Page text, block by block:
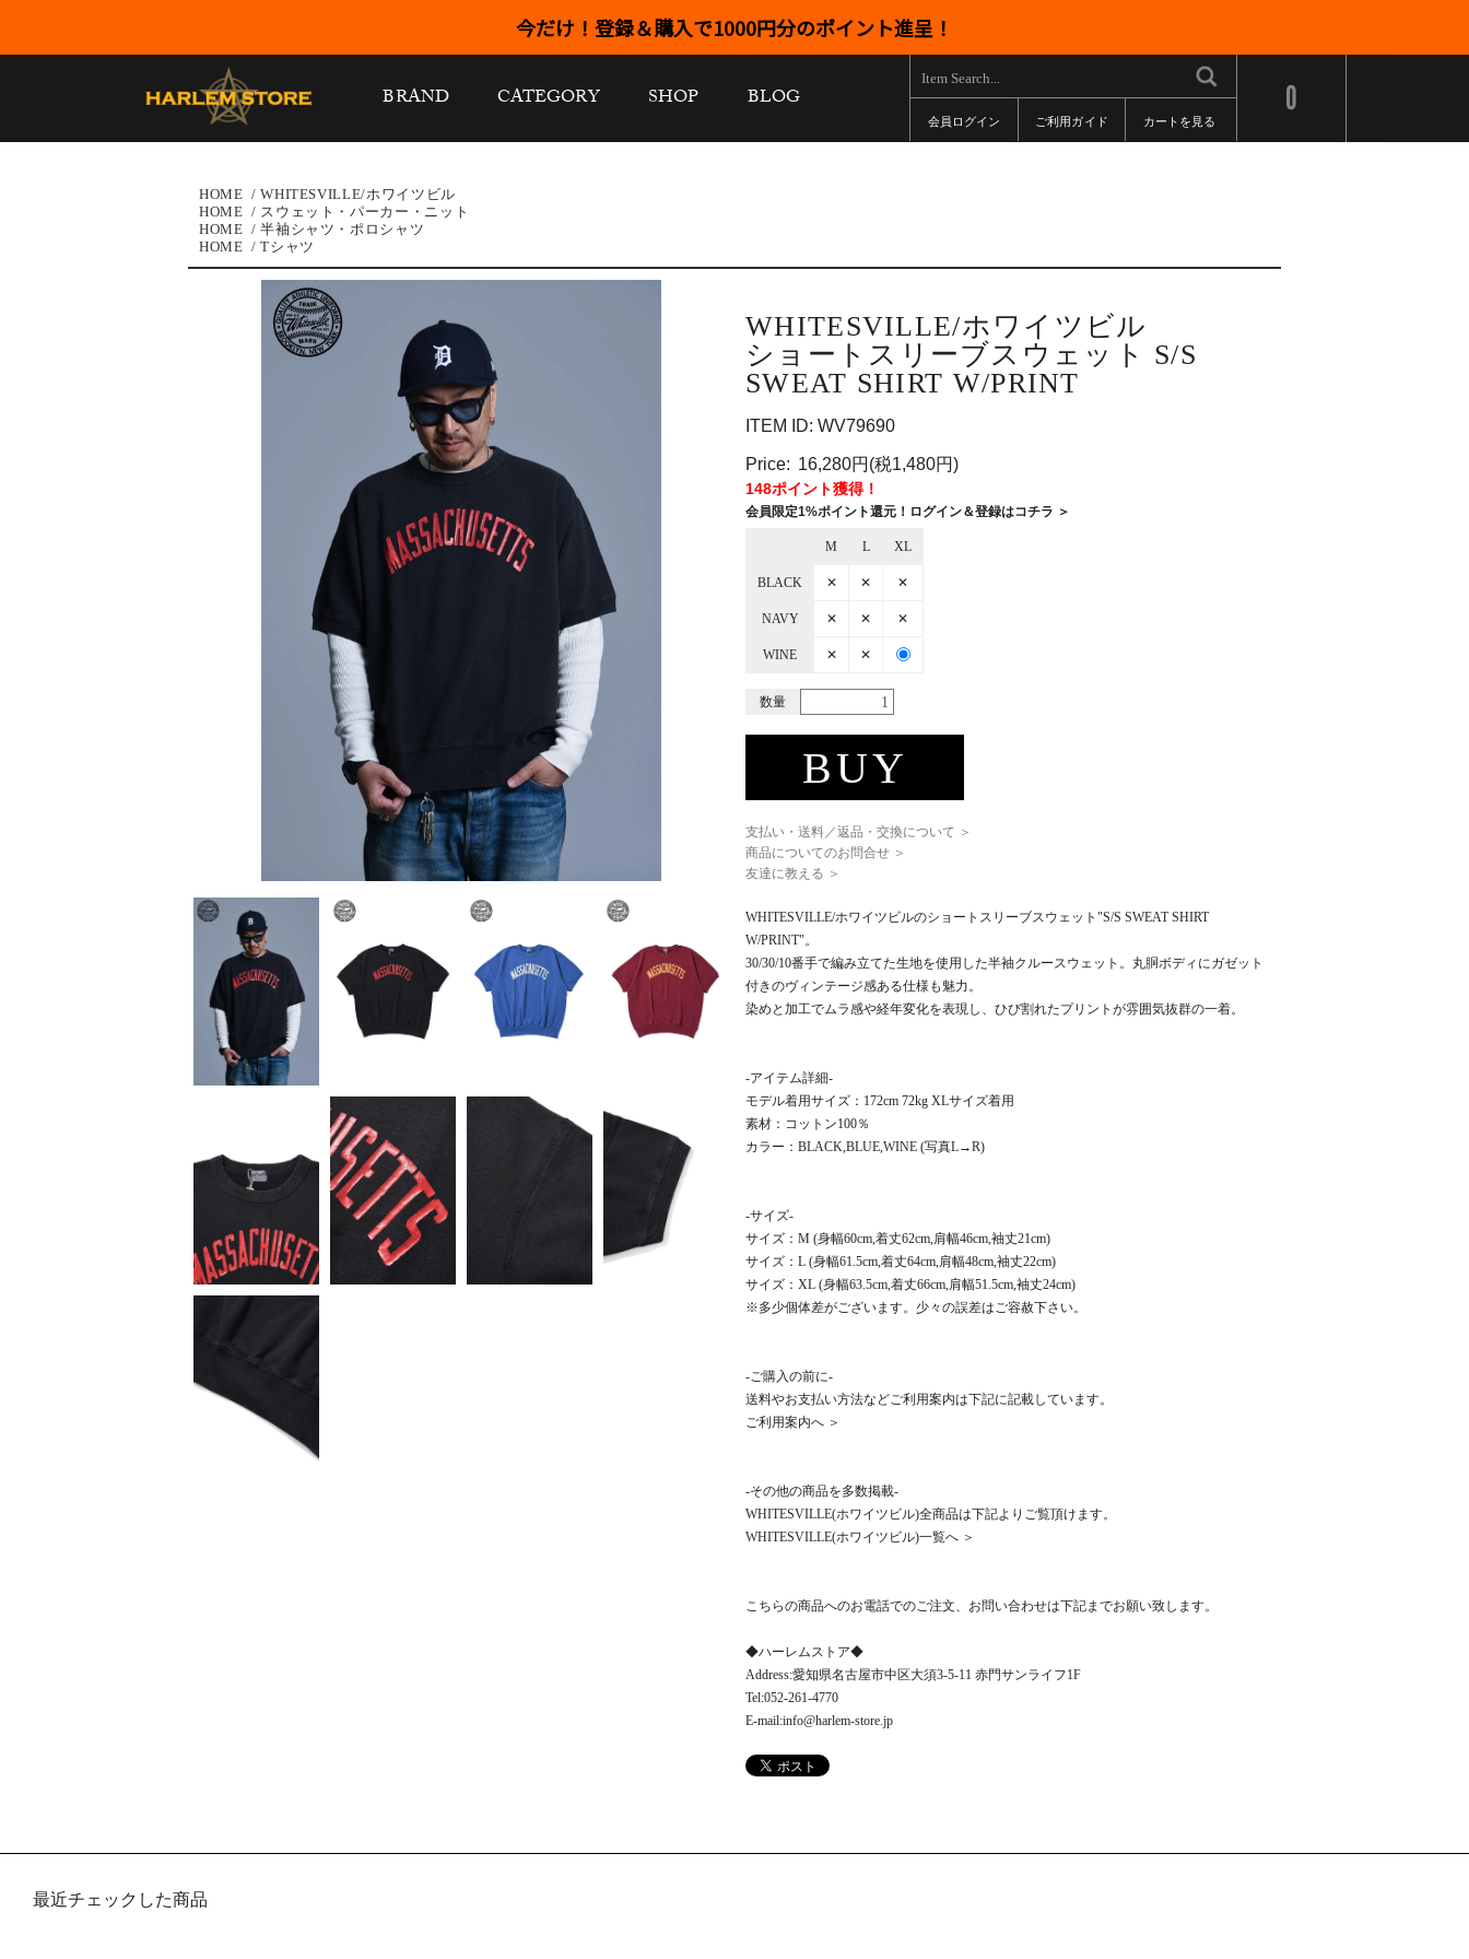
今だけ！登録＆購入で1000円分のポイント進呈！
BRAND CATEGORY SHOP BLOG 0
会員ログイン ご利用ガイド カートを見る
HOME /WHITESVILLE/ホワイツビル
HOME / スウェット・パーカー・ニット
HOME /半袖シャツ・ポロシャツ
HOME /Tシャツ
WHITESVILLE/ホワイツビル
ショートスリーブスウェット S/S
SWEAT SHIRT W/PRINT
ITEM ID: WV79690
Price: 16,280円(税1,480円)
148ポイント獲得！
会員限定1%ポイント還元！ログイン＆登録はコチラ ＞
M L XL
BLACK ✕ ✕ ✕
NAVY ✕ ✕ ✕
WINE ✕ ✕
数量
BUY
支払い・送料／返品・交換について ＞
商品についてのお問合せ ＞
友達に教える ＞
WHITESVILLE/ホワイツビルのショートスリーブスウェット"S/S SWEAT SHIRT
W/PRINT"。
30/30/10番手で編み立てた生地を使用した半袖クルースウェット。丸胴ボディにガゼット
付きのヴィンテージ感ある仕様も魅力。
染めと加工でムラ感や経年変化を表現し、ひび割れたプリントが雰囲気抜群の一着。
-アイテム詳細-
モデル着用サイズ：172cm 72kg XLサイズ着用
素材：コットン100％
カラー：BLACK,BLUE,WINE (写真L→R)
-サイズ-
サイズ：M (身幅60cm,着丈62cm,肩幅46cm,袖丈21cm)
サイズ：L (身幅61.5cm,着丈64cm,肩幅48cm,袖丈22cm)
サイズ：XL (身幅63.5cm,着丈66cm,肩幅51.5cm,袖丈24cm)
※多少個体差がございます。少々の誤差はご容赦下さい。
-ご購入の前に-
送料やお支払い方法などご利用案内は下記に記載しています。
ご利用案内へ ＞
-その他の商品を多数掲載-
WHITESVILLE(ホワイツビル)全商品は下記よりご覧頂けます。
WHITESVILLE(ホワイツビル)一覧へ ＞
こちらの商品へのお電話でのご注文、お問い合わせは下記までお願い致します。
◆ハーレムストア◆
Address:愛知県名古屋市中区大須3-5-11 赤門サンライフ1F
Tel:052-261-4770
E-mail:info@harlem-store.jp
最近チェックした商品